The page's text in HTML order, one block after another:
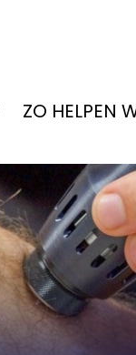
ZO HELPEN